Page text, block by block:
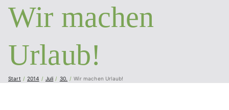
Sievert
Wir machen
Urlaub!
Start 2014 Juli 30. Wir machen Urlaub!